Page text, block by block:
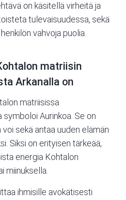
on käsitellä virheitä ja
tulevaisuudessa, sekä
vahvoja puolia.
matriisin
Arkanalla on
matriisissa
Aurinkoa. Se on
sekä antaa uuden elämän
Siksi on erityisen tärkeää,
energia Kohtalon
miinuksella.
ihmisille avokätisesti